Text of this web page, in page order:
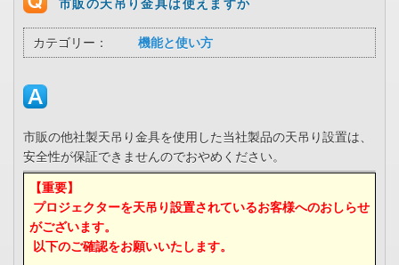
市販の天吊り金具は使えますか
カテゴリー： 機能と使い方
市販の他社製天吊り金具を使用した当社製品の天吊り設置は、
安全性が保証できませんのでおやめください。
【重要】
プロジェクターを天吊り設置されているお客様へのおしらせ
がございます。
以下のご確認をお願いいたします。